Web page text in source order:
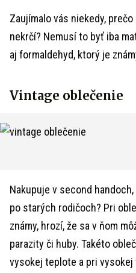
Zaujímalo vás niekedy,
nekrčí? Nemusí to byť iba
aj formaldehyd, ktorý je
Vintage oblečenie
Nakupuje v second
po starých rodičoch? Pri
známy, hrozí, že sa v ňom
parazity či huby. Takéto
vysokej teplote a pri